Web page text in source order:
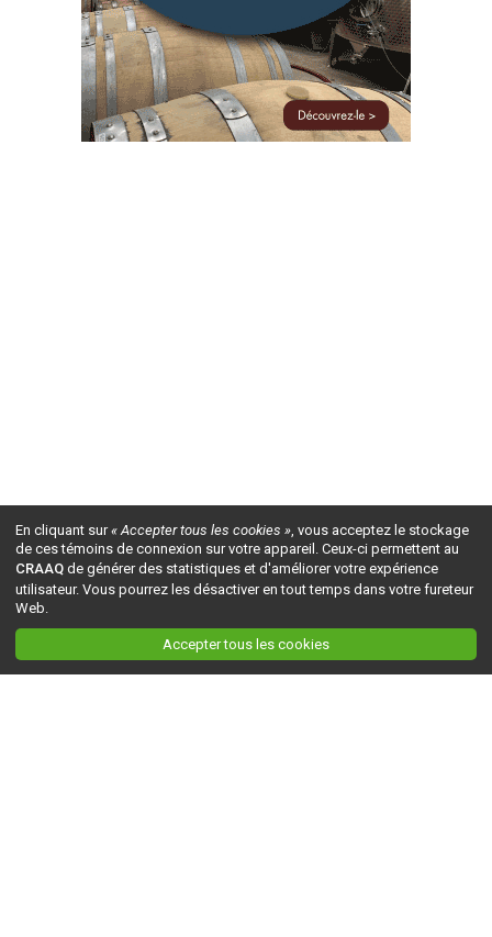
En cliquant sur« Accepter tous les cookies », vous acceptez le stockage
de ces témoins de connexion sur votre appareil. Ceux-ci permettent au
CRAAQ de générer des statistiques et d'améliorer votre expérience
utilisateur. Vous pourrez les désactiver en tout temps dans votre fureteur
Web.
Accepter tous les cookies